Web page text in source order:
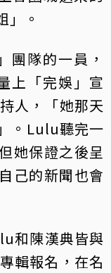
」。
團隊的一員，
上「完娛」宣
人，「她那天
。Lulu聽完一
她保證之後呈
己的新聞也會
和陳漢典皆與
輯報名，在名